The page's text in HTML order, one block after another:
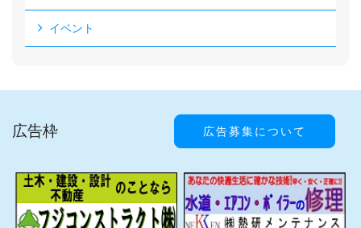
イベント
広告枠 広告募集について